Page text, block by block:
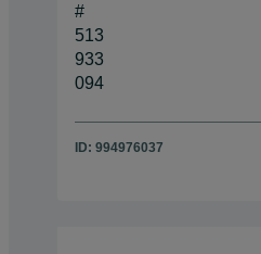
#
513
933
094
ID: 994976037